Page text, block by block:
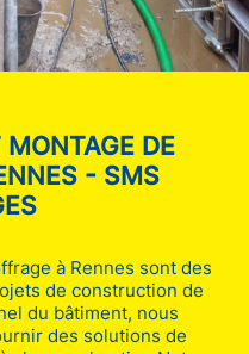
DE
- SMS
à Rennes sont des
de construction de
du bâtiment, nous
des solutions de